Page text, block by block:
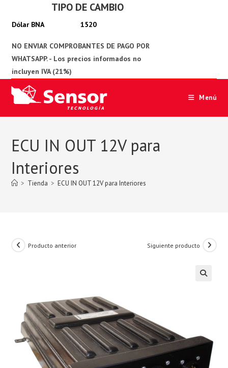
TIPO DE CAMBIO
1520
Menú
ECU IN OUT 12V para
Interiores
> Tienda > ECU IN OUT 12V para Interiores
Producto anterior Siguiente producto